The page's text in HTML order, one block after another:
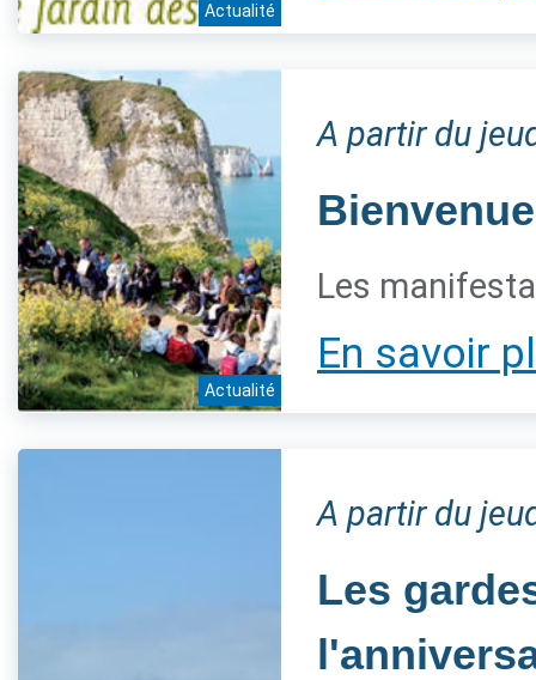
Actualité
Actualité
A partir du
Les
En savoir
A partir du
Les